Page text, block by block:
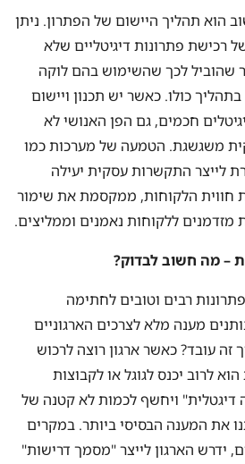
הוא תהליך היישום של הפתרון. ניתן
רכישת פתרונות דיגיטליים שלא
שהוביל לכך שהשימוש בהם לוקה
כולו. כאשר יש תכנון ויישום
חכמים, גם הפן האנושי לא
משגשגת. הטמעה של מערכות כמו
לייצר התקשרות עסקית יעילה
חווית הלקוחות, ממקסמת את שימור
מזדמנים ללקוחות נאמנים וממליצים.
– מה חשוב לבדוק?
רבים וטובים לחתימה
מענה מלא לצרכים הארגוניים
זה עובד? כאשר ארגון רוצה לרכוש
לרוב יכנס לגוגל או לקבוצות
ויחשף לכמות לא קטנה של
את המענה הבסיסי ביותר. במקרים
ידרש הארגון לייצר "מסמך דרישות"